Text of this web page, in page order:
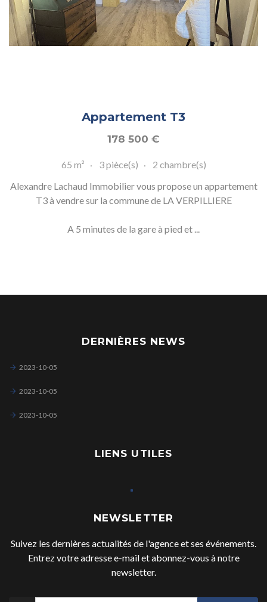
Appartement T3
178 500 €
65 m² 3 pièce(s)
2 chambre(s)
Alexandre Lachaud Immobilier vous propose un appartement
T3 à vendre sur la commune de LA VERPILLIERE
A 5 minutes de la gare à pied et ...
DERNIÈRES NEWS
2023-10-05
2023-10-05
2023-10-05
LIENS UTILES
NEWSLETTER
Suivez les dernières actualités de l'agence et ses événements.
Entrez votre adresse e-mail et abonnez-vous à notre
newsletter.